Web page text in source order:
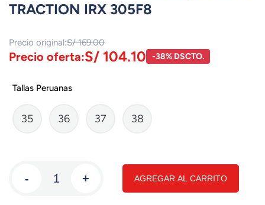
TRACTION IRX 305F8
Precio original:S/ 169.00
Precio oferta:S/ 104.10 -38% DSCTO.
Tallas Peruanas
35 36 37 38
- + AGREGAR AL CARRITO